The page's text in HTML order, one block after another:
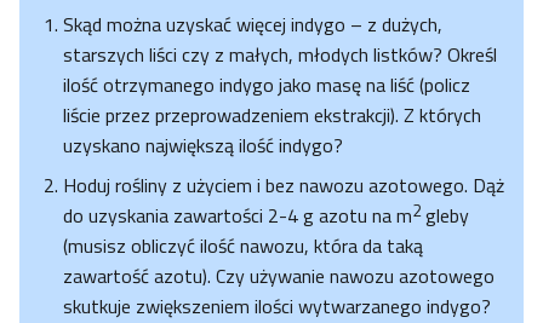
Skąd można uzyskać więcej indygo – z dużych,
starszych liści czy z małych, młodych listków? Określ
ilość otrzymanego indygo jako masę na liść (policz
liście przez przeprowadzeniem ekstrakcji). Z których
uzyskano największą ilość indygo?
Hoduj rośliny z użyciem i bez nawozu azotowego. Dąż
do uzyskania zawartości 2-4 g azotu na m2gleby
(musisz obliczyć ilość nawozu, która da taką
zawartość azotu). Czy używanie nawozu azotowego
skutkuje zwiększeniem ilości wytwarzanego indygo?